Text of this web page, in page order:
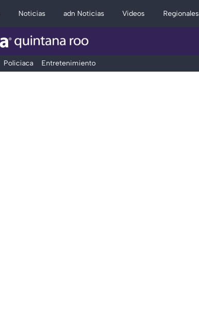
Noticias adn Noticias Videos Regionales
Policiaca Entretenimiento